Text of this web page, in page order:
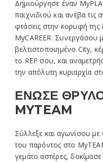
Δημιούργησε έναν
παιχνιδιού και ανέβα τις
φτάσεις στην κορυφή
MyCAREER. Συνεργάσου
βελτιστοποιημένο City,
το REP σου, και
την απόλυτη κυριαρχία
ΕΝΩΣΕ
MYTEAM
Σύλλεξε και αγωνίσου
του παρόντος στο
γεμάτο αστέρες,